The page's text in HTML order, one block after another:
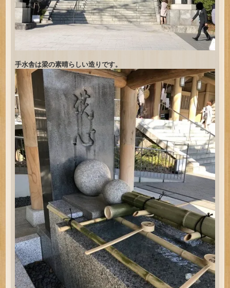
手水舎は梁の素晴らしい造りです。